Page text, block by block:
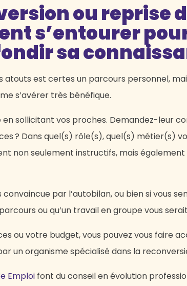
ou reprise
s’entourer
sa
atouts est certes un parcours personnel,
s’avérer très bénéfique.
en sollicitant vos proches. Demandez-leur
? Dans quel(s) rôle(s), quel(s) métier(s)
non seulement instructifs, mais également
convaincue par l’autobilan, ou bien si vous
ou qu’un travail en groupe vous
ou votre budget, vous pouvez vous faire
un organisme spécialisé dans la
Emploi font du conseil en évolution